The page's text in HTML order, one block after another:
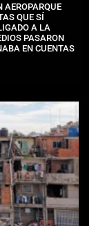
AEROPARQUE
QUE SÍ
A LA
PASARON
EN CUENTAS